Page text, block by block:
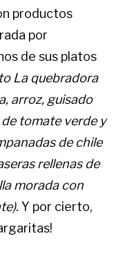
productos
por
de sus platos
La quebradora
arroz, guisado
tomate verde y
de chile
rellenas de
morada con
Y por cierto,